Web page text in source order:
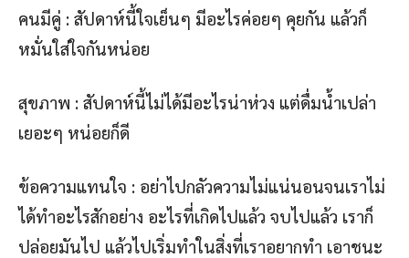
คนมีคู่ : สัปดาห์นี้ใจเย็นๆ มีอะไรค่อยๆ คุยกัน แล้วก็
หมั่นใส่ใจกันหน่อย
สุขภาพ : สัปดาห์นี้ไม่ได้มีอะไรน่าห่วง แต่ดื่มน้ำเปล่า
เยอะๆ หน่อยก็ดี
ข้อความแทนใจ : อย่าไปกลัวความไม่แน่นอนจนเราไม่
ได้ทำอะไรสักอย่าง อะไรที่เกิดไปแล้ว จบไปแล้ว เราก็
ปล่อยมันไป แล้วไปเริ่มทำในสิ่งที่เราอยากทำ เอาชนะ